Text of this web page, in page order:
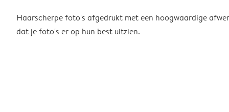
Haarscherpe foto's afgedrukt met een hoogwaardige
dat je foto's er op hun best uitzien.